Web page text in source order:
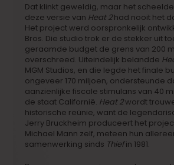
Dat klinkt geweldig, maar het
deze versie van Heat 2had nooit het
Het project werd oorspronkelijk
Bros. Die studio trok er de stekker uit
geraamde budget de grens van 200
overschreed. Uiteindelijk belandde
MGM Studios, en die legde het finale
ongeveer 170 miljoen, ondersteunde
aanzienlijke fiscale stimulans van 40
de staat Californië. Heat 2wordt
historische reünie, want de
Jerry Bruckheim produceert het
Michael Mann zelf, meteen hun
samenwerking sinds Thiefin 1981.